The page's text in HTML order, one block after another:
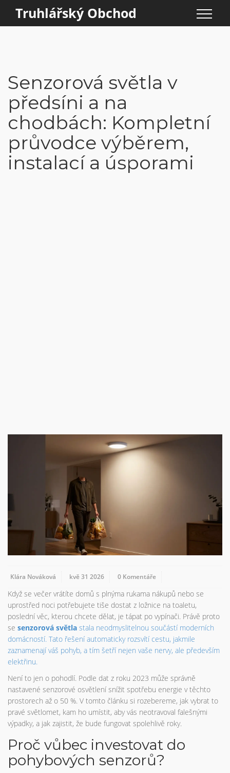
Truhlářský Obchod
Senzorová světla v
předsíni a na
chodbách: Kompletní
průvodce výběrem,
instalací a úsporami
Klára Nováková kvě 31 2026 0 Komentáře
Když se večer vrátíte domů s plnýma rukama nákupů nebo se
uprostřed noci potřebujete tiše dostat z ložnice na toaletu,
poslední věc, kterou chcete dělat, je tápat po vypínači. Právě proto
se senzorová světla stala neodmyslitelnou součástí moderních
domácností. Tato řešení automaticky rozsvítí cestu, jakmile
zaznamenají váš pohyb, a tím šetří nejen vaše nervy, ale především
elektřinu.
Není to jen o pohodlí. Podle dat z roku 2023 může správně
nastavené senzorové osvětlení snížit spotřebu energie v těchto
prostorech až o 50 %. V tomto článku si rozebereme, jak vybrat to
pravé světlomet, kam ho umístit, aby vás neotravoval falešnými
výpadky, a jak zajistit, že bude fungovat spolehlivě roky.
Proč vůbec investovat do
pohybových senzorů?